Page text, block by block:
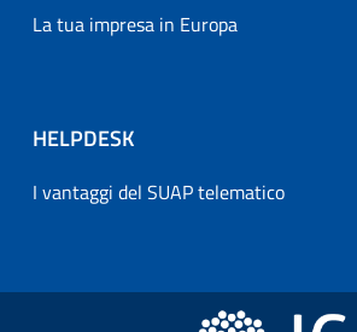
La tua impresa in Europa
HELPDESK
I vantaggi del SUAP telematico